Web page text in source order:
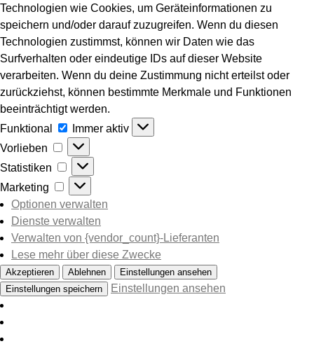
Technologien wie Cookies, um Geräteinformationen zu
speichern und/oder darauf zuzugreifen. Wenn du diesen
Technologien zustimmst, können wir Daten wie das
Surfverhalten oder eindeutige IDs auf dieser Website
verarbeiten. Wenn du deine Zustimmung nicht erteilst oder
zurückziehst, können bestimmte Merkmale und Funktionen
beeinträchtigt werden.
Funktional
Funktional
Immer aktiv
Vorlieben
Vorlieben
Statistiken
Statistiken
Marketing
Marketing
Optionen verwalten
Dienste verwalten
Verwalten von {vendor_count}-Lieferanten
Lese mehr über diese Zwecke
Akzeptieren Ablehnen
Einstellungen ansehen
Einstellungen speichern
Einstellungen ansehen